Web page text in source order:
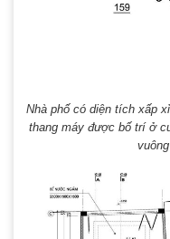
Nhà phố có diện tích xấp
thang máy được bố trí ở